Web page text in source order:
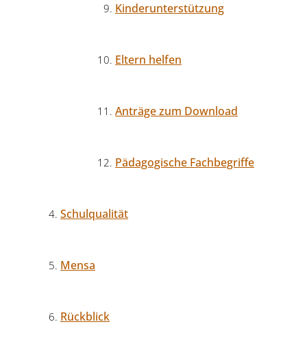
Kinderunterstützung
Eltern helfen
Anträge zum Download
Pädagogische Fachbegriffe
Schulqualität
Mensa
Rückblick